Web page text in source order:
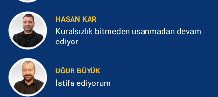
HASAN KAR
Kuralsızlık bitmeden usanmadan devam
ediyor
UĞUR BÜYÜK
İstifa ediyorum